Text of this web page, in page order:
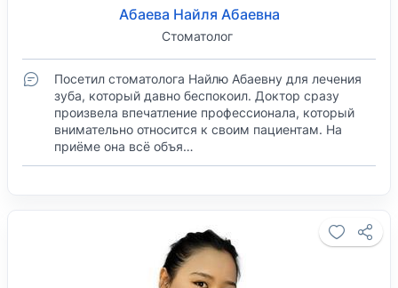
Абаева Найля Абаевна
Стоматолог
Посетил стоматолога Найлю Абаевну для лечения
зуба, который давно беспокоил. Доктор сразу
произвела впечатление профессионала, который
внимательно относится к своим пациентам. На
приёме она всё объя…